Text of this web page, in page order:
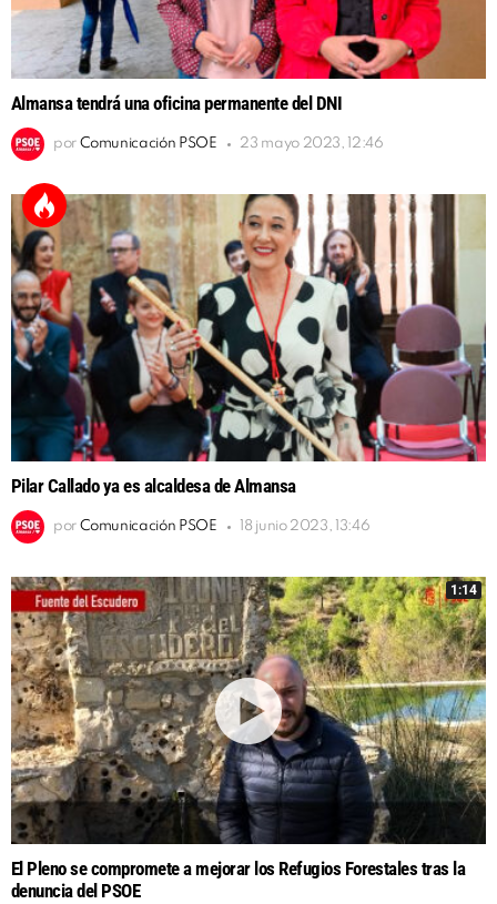
Almansa tendrá una oficina permanente del DNI
por Comunicación PSOE 23 mayo 2023, 12:46
Pilar Callado ya es alcaldesa de Almansa
por Comunicación PSOE 18 junio 2023, 13:46
1:14
El Pleno se compromete a mejorar los Refugios Forestales tras la
denuncia del PSOE